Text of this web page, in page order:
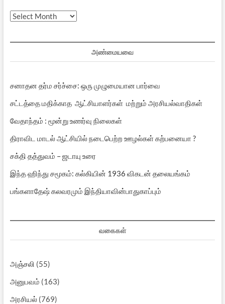
முந்தைய
அண்மையவை
சனாதன தர்ம சர்ச்சை: ஒரு முழுமையான பார்வை
சட்டத்தை மதிக்காத ஆட்சியாளர்கள் மற்றும் அரசியல்வாதிகள்
வேதாந்தம் : மூன்று உணர்வு நிலைகள்
திராவிட மாடல் ஆட்சியில் நடைபெற்ற ஊழல்கள் கற்பனையா ?
சக்தி தத்துவம் – ஜடாயு உரை
இந்த ஹிந்து சமூகம்: கல்கியின் 1936 விகடன் தலையங்கம்
பங்களாதேஷ் கலவரமும் இந்தியாவின்பாதுகாப்பும்
வகைகள்
அஞ்சலி (55)
அனுபவம் (163)
அரசியல்(769)